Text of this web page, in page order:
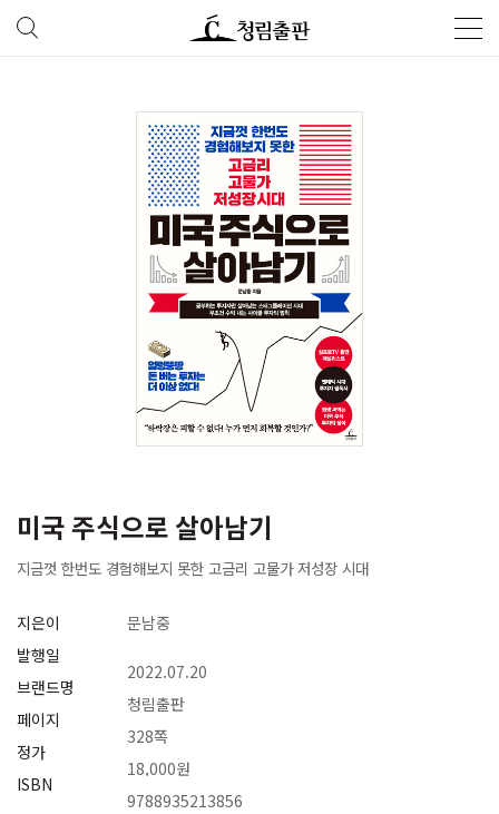
미국 주식으로 살아남기
지금껏 한번도 경험해보지 못한 고금리 고물가 저성장 시대
지은이
발행일
브랜드명
페이지
정가
ISBN
문남중
2022.07.20
청림출판
328쪽
18,000원
9788935213856